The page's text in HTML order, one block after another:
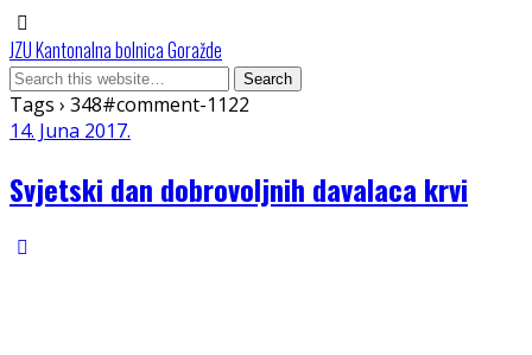
JZU Kantonalna bolnica Goražde
Tags › 348#comment-1122
14. Juna 2017.
Svjetski dan dobrovoljnih davalaca krvi